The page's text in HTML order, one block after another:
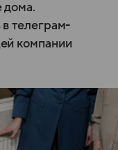
дома.
телеграм-
компании